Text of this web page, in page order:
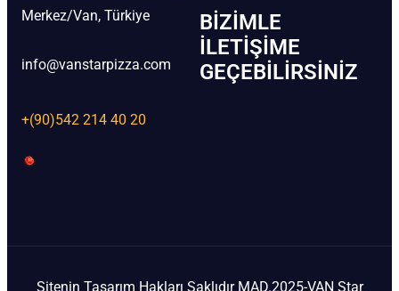
Merkez/Van, Türkiye
info@vanstarpizza.com
+(90)542 214 40 20
BIZIMLE
İLETIŞIME
GEÇEBILIRSINIZ
Sitenin Tasarım Hakları Saklıdır MAD.2025-VAN Star